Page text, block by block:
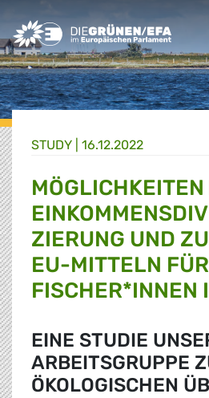
Greens/EFA Home
STUDY | 16.12.2022
MÖGLICHKEITEN
ZIERUNG UND
EU-MITTELN
FISCHER*INNEN
EINE STUDIE
ARBEITSGRUPPE
ÖKOLOGISCHEN